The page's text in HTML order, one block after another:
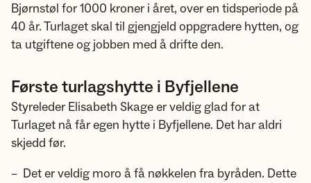
Bjørnstøl for 1000 kroner i året, over en tidsperiode på
40 år. Turlaget skal til gjengjeld oppgradere hytten, og
ta utgiftene og jobben med å drifte den.
Første turlagshytte i Byfjellene
Styreleder Elisabeth Skage er veldig glad for at
Turlaget nå får egen hytte i Byfjellene. Det har aldri
skjedd før.
– Det er veldig moro å få nøkkelen fra byråden. Dette